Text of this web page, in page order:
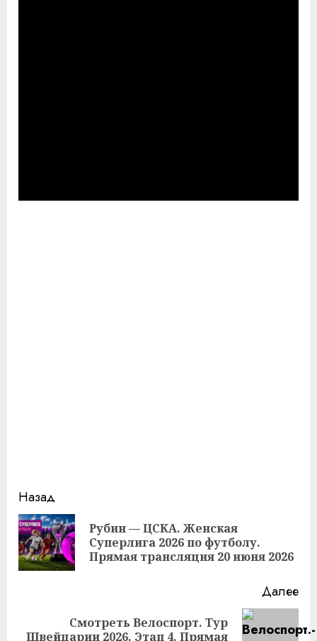
Продолжить
чтение
Назад
Рубин — ЦСКА. Женская
Суперлига 2026 по футболу.
Прямая трансляция 20 июня 2026
Далее
Следующая
Смотреть Велоспорт. Тур
Швейцарии 2026. Этап 4. Прямая